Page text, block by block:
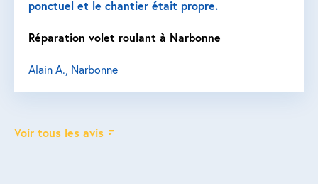
ponctuel et le chantier était propre.
Réparation volet roulant à Narbonne
Alain A., Narbonne
Voir tous les avis